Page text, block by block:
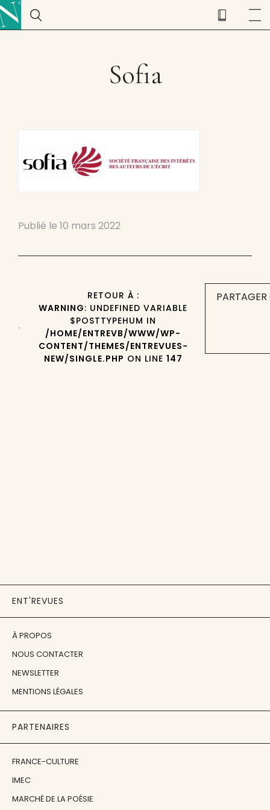
Sofia
Publié le 10 mars 2022
RETOUR À :
WARNING: UNDEFINED VARIABLE
$POSTTYPEHUM IN
/HOME/ENTREVB/WWW/WP-
CONTENT/THEMES/ENTREVUES-
NEW/SINGLE.PHP ON LINE 147
ENT'REVUES
À PROPOS
NOUS CONTACTER
NEWSLETTER
MENTIONS LÉGALES
PARTENAIRES
FRANCE-CULTURE
IMEC
MARCHÉ DE LA POÉSIE